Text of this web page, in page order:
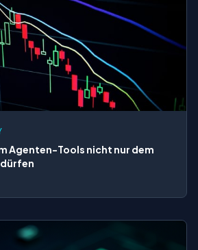
Agenten-Tools nicht nur dem